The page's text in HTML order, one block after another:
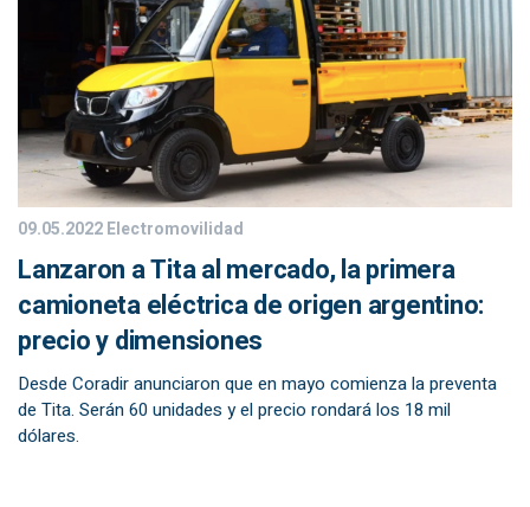
09.05.2022Electromovilidad
Lanzaron a Tita al mercado, la primera
camioneta eléctrica de origen argentino:
precio y dimensiones
Desde Coradir anunciaron que en mayo comienza la preventa
de Tita. Serán 60 unidades y el precio rondará los 18 mil
dólares.